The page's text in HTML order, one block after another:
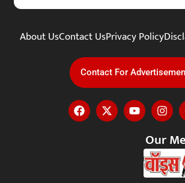
About UsContact UsPrivacy Policy
Contact For
Our